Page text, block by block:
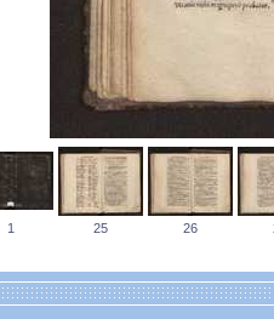
1 25 26